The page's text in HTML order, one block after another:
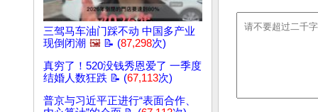
三驾马车油门踩不动 中国多产业
现倒闭潮 🖼️ 📝 (87,298次)
真穷了！520没钱秀恩爱了 一季度
结婚人数狂跌 📝 (67,113次)
普京与习近平正进行“表面合作、